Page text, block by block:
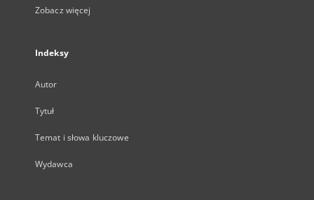
Zobacz więcej
Indeksy
Autor
Tytuł
Temat i słowa kluczowe
Wydawca